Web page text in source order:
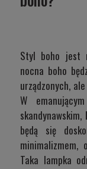
Styl boho jest
nocna boho
urządzonych,
W
skandynawskim,
będą się
Taka lampka